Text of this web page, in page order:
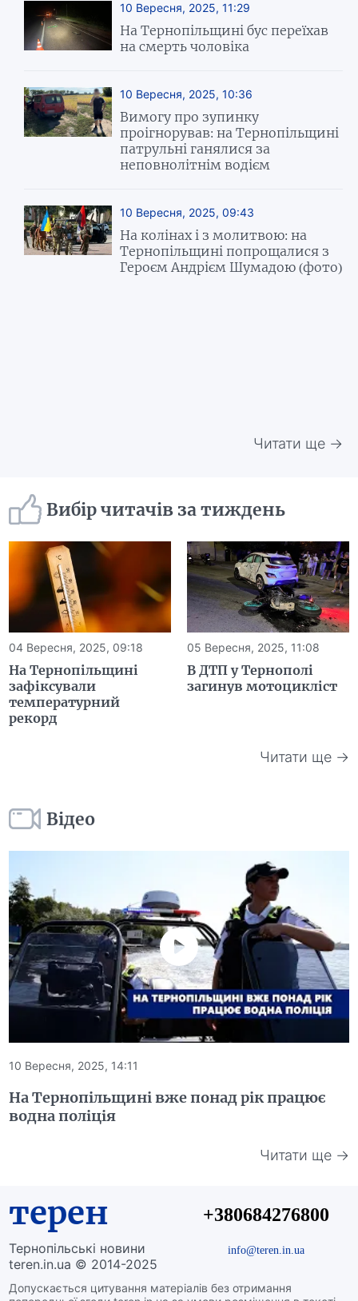
10 Вересня, 2025, 11:29
На Тернопільщині бус переїхав
на смерть чоловіка
10 Вересня, 2025, 10:36
Вимогу про зупинку
проігнорував: на Тернопільщині
патрульні ганялися за
неповнолітнім водієм
10 Вересня, 2025, 09:43
На колінах і з молитвою: на
Тернопільщині попрощалися з
Героєм Андрієм Шумадою (фото)
Читати ще →
Вибір читачів за тиждень
04 Вересня, 2025, 09:18
На Тернопільщині
зафіксували
температурний
рекорд
05 Вересня, 2025, 11:08
В ДТП у Тернополі
загинув мотоцикліст
Читати ще →
Відео
10 Вересня, 2025, 14:11
На Тернопільщині вже понад рік працює
водна поліція
Читати ще →
терен
Тернопільські новини
teren.in.ua © 2014-2025
Допускається цитування матеріалів без отримання
+380684276800
info@teren.in.ua